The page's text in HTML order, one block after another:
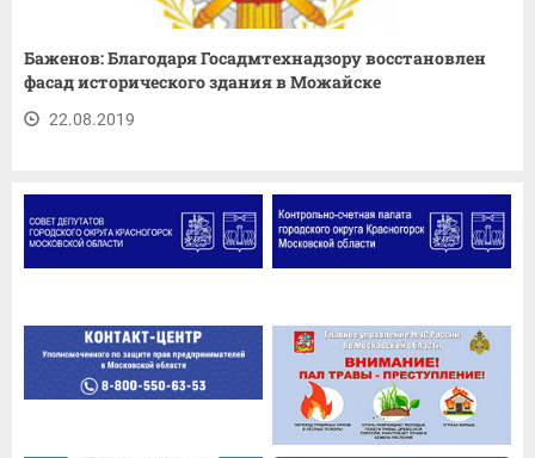
Баженов: Благодаря Госадмтехнадзору восстановлен
фасад исторического здания в Можайске
22.08.2019